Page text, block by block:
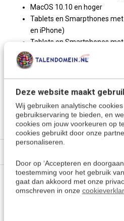
Deze website maakt
Wij gebruiken analytische
gebruikservaring te bieden, en
cookies om jouw voorkeuren op
cookies gebruikt door onze
personaliseren.
Door op ‘Accepteren en
toestemming voor het gebruik
gaat dan akkoord met onze
omschreven in onze
MacOS 10.10 en hoger
Tablets en Smarpthones
en iPhone)
Tablets en Smartphones
Amazon Kindle Fire
Meer keuzes:
Swahili leren> Alle cursussen
Kies een andere taal
Vragen of advies nodig?